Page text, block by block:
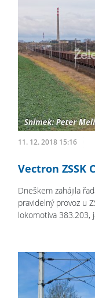
11. 12. 2018 15:16
Vectron ZSSK
Dneškem zahájila
pravidelný provoz u
lokomotiva 383.203,